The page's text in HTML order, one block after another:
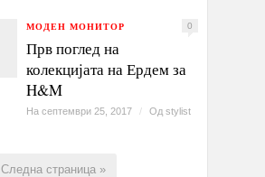
МОДЕН МОНИТОР 0
Прв поглед на
колекцијата на Ердем за
H&M
На септември 25, 2017 / Од stylist
Следна страница »